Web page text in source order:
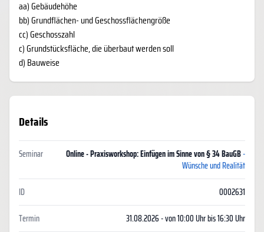
aa) Gebäudehöhe
bb) Grundflächen- und Geschossflächengröße
cc) Geschosszahl
c) Grundstücksfläche, die überbaut werden soll
d) Bauweise
Details
Seminar Online - Praxisworkshop: Einfügen im Sinne von § 34 BauGB-
Wünsche und Realität
ID 0002631
Termin 31.08.2026 - von 10:00 Uhr bis 16:30 Uhr